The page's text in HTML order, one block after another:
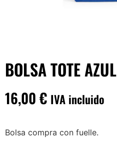
BOLSA TOTE AZUL
16,00€ IVA incluido
Bolsa compra con fuelle.